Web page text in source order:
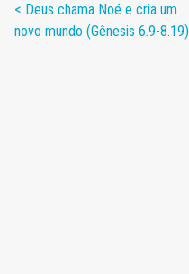
< Deus chama Noé e cria um
novo mundo (Gênesis 6.9-8.19)